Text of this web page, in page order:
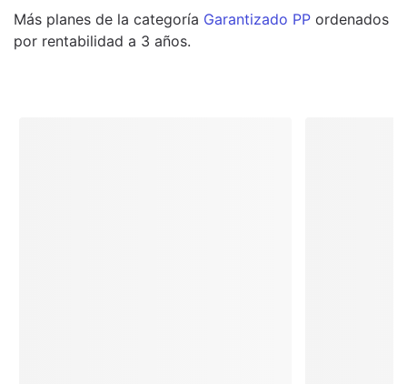
Más planes de la categoría Garantizado PP ordenados
por rentabilidad a 3 años.